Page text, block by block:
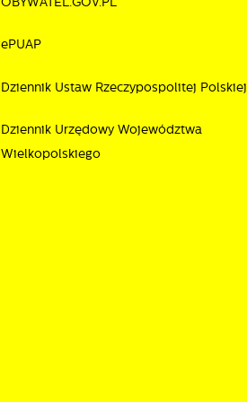
ePUAP
Dziennik Ustaw Rzeczypospolitej Polskiej
Dziennik Urzędowy Województwa
Wielkopolskiego